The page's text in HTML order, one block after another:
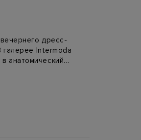
дресс-
галерее Intermoda
анатомический